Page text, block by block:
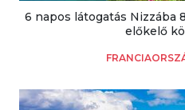
6 napos látogatás Nizzába
előkelő